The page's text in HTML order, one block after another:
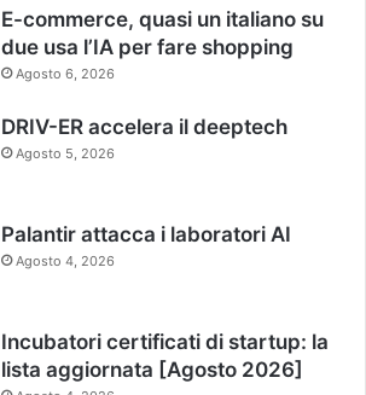
E-commerce, quasi un italiano su
due usa l’IA per fare shopping
Agosto 6, 2026
DRIV-ER accelera il deeptech
Agosto 5, 2026
Palantir attacca i laboratori AI
Agosto 4, 2026
Incubatori certificati di startup: la
lista aggiornata [Agosto 2026]